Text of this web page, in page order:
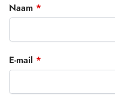
Naam *
E-mail *